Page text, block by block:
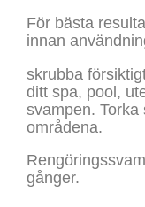
För bästa
innan
skrubba
ditt spa, pool,
svampen. Torka
områdena.
gånger.